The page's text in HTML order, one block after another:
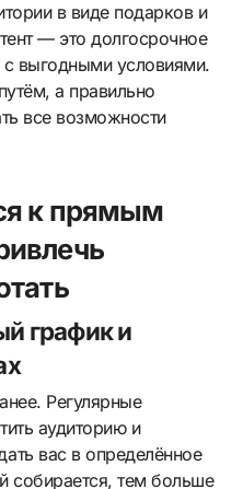
в виде подарков и
— это долгосрочное
с выгодными условиями.
а правильно
все возможности
к прямым
график и
Регулярные
аудиторию и
вас в определённое
собирается, тем больше